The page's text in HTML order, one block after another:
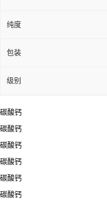
纯度
包装
级别
碳酸钙
碳酸钙
碳酸钙
碳酸钙
碳酸钙
碳酸钙